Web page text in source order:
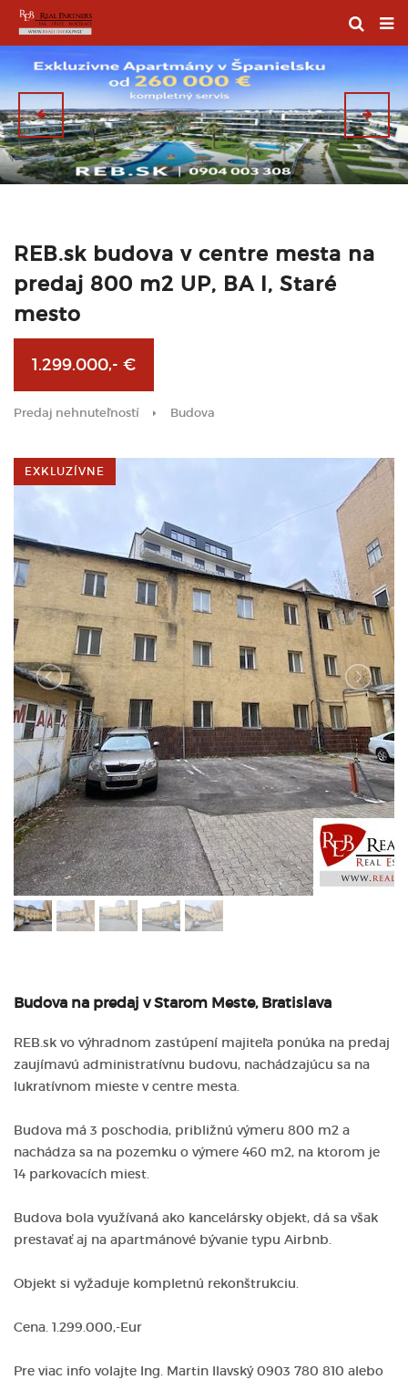
REB.sk budova v centre mesta na
predaj 800 m2 UP, BA I, Staré
mesto
1.299.000,- €
Predaj nehnuteľností Budova
EXKLUZÍVNE
Budova na predaj v Starom Meste, Bratislava
REB.sk vo výhradnom zastúpení majiteľa ponúka na predaj
zaujímavú administratívnu budovu, nachádzajúcu sa na
lukratívnom mieste v centre mesta.
Budova má 3 poschodia, približnú výmeru 800 m2 a
nachádza sa na pozemku o výmere 460 m2, na ktorom je
14 parkovacích miest.
Budova bola využívaná ako kancelársky objekt, dá sa však
prestavať aj na apartmánové bývanie typu Airbnb.
Objekt si vyžaduje kompletnú rekonštrukciu.
Cena. 1.299.000,-Eur
Pre viac info volajte Ing. Martin Ilavský 0903 780 810 alebo